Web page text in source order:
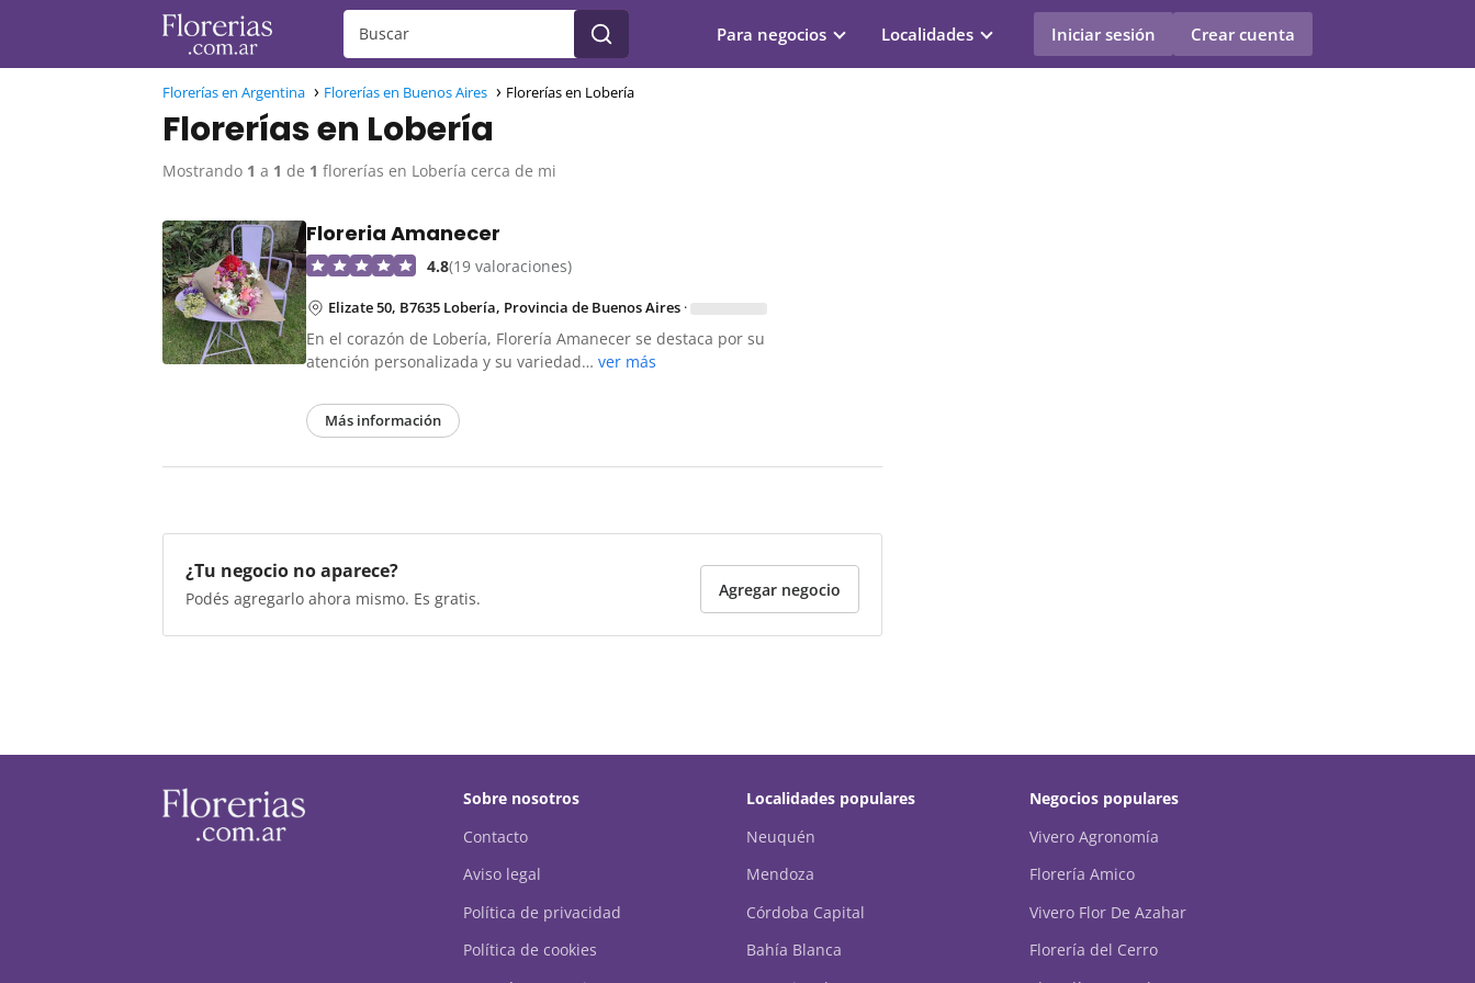
Para negocios Localidades Iniciar sesión Crear cuenta
Florerías en Argentina Florerías en Buenos Aires Florerías en Lobería
Florerías en Lobería
Mostrando 1 a 1 de 1 florerías en Lobería cerca de mi
Floreria Amanecer
4.8(19 valoraciones)
Elizate 50, B7635 Lobería, Provincia de Buenos Aires ·
En el corazón de Lobería, Florería Amanecer se destaca por su
atención personalizada y su variedad…ver más
Más información
¿Tu negocio no aparece?
Podés agregarlo ahora mismo. Es gratis. Agregar negocio
Sobre nosotros
Contacto
Aviso legal
Política de privacidad
Política de cookies
Localidades populares
Neuquén
Mendoza
Córdoba Capital
Bahía Blanca
Negocios populares
Vivero Agronomía
Florería Amico
Vivero Flor De Azahar
Florería del Cerro